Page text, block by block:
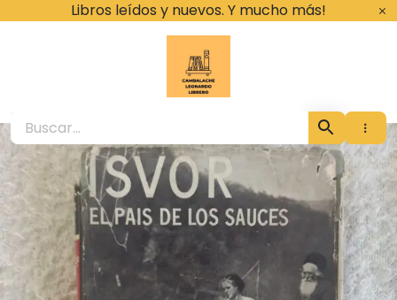
Libros leídos y nuevos. Y mucho más!
Cambalache